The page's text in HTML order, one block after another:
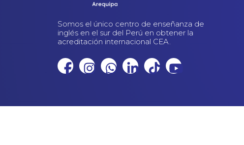
Somos el único centro de enseñanza de
inglés en el sur del Perú en obtener la
acreditación internacional CEA.